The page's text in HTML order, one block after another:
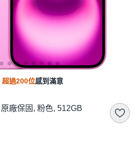
超過200位感到滿意
廠保固, 粉色, 512GB